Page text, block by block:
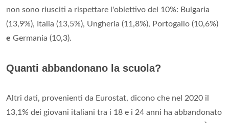
non sono riusciti a rispettare l'obiettivo del 10%: Bulgaria
(13,9%), Italia (13,5%), Ungheria (11,8%), Portogallo (10,6%)
e Germania (10,3).
Quanti abbandonano la scuola?
Altri dati, provenienti da Eurostat, dicono che nel 2020 il
13,1% dei giovani italiani tra i 18 e i 24 anni ha abbandonato